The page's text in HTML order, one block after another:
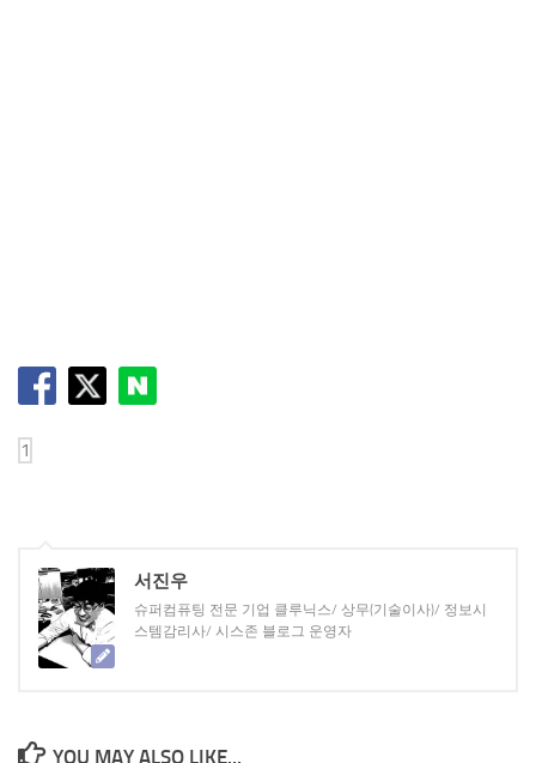
서진우
슈퍼컴퓨팅 전문 기업 클루닉스/ 상무(기술이사)/ 정보시
스템감리사/ 시스존 블로그 운영자
YOU MAY ALSO LIKE...